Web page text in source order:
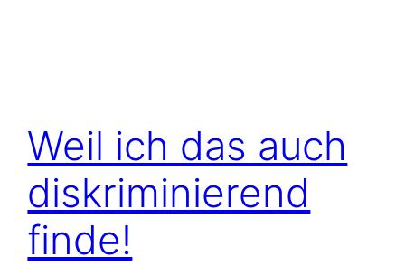
Weil ich das auch
diskriminierend
finde!